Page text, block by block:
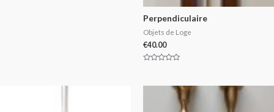
Perpendiculaire
Objets de Loge
€40.00
of